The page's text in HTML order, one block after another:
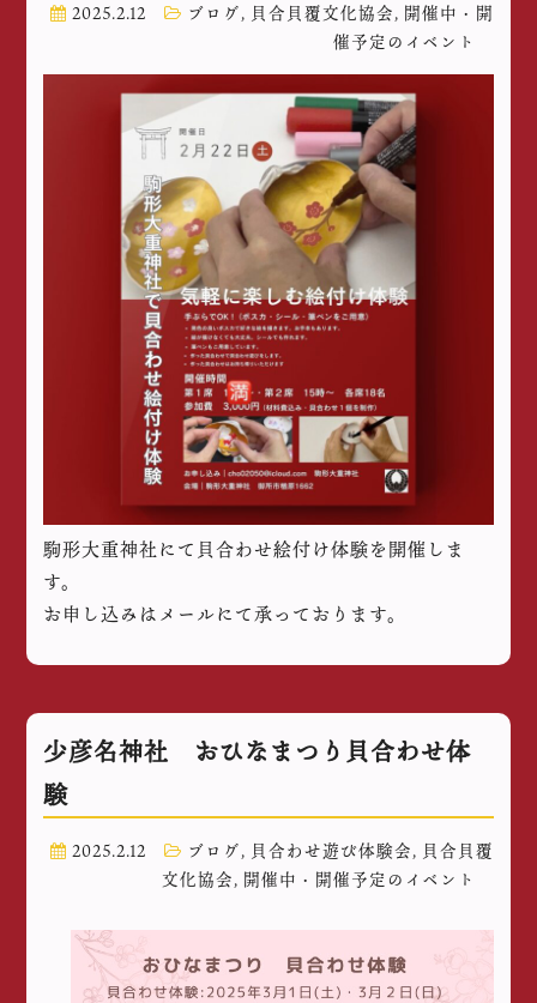
2025.2.12 ブログ, 貝合貝覆文化協会, 開催中・開
催予定のイベント
駒形大重神社にて貝合わせ絵付け体験を開催しま
す。
お申し込みはメールにて承っております。
少彦名神社 おひなまつり貝合わせ体
験
2025.2.12 ブログ, 貝合わせ遊び体験会, 貝合貝覆
文化協会, 開催中・開催予定のイベント